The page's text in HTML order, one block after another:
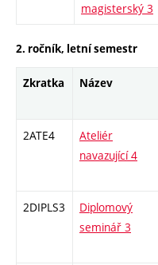
magisterský 3
2. ročník, letní semestr
Zkratka Název
2ATE4
Ateliér
navazující 4
2DIPLS3
Diplomový
seminář 3